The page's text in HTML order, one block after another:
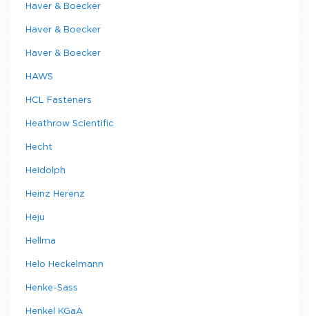
Haver & Boecker
Haver & Boecker
Haver & Boecker
HAWS
HCL Fasteners
Heathrow Scientific
Hecht
Heidolph
Heinz Herenz
Heju
Hellma
Helo Heckelmann
Henke-Sass
Henkel KGaA